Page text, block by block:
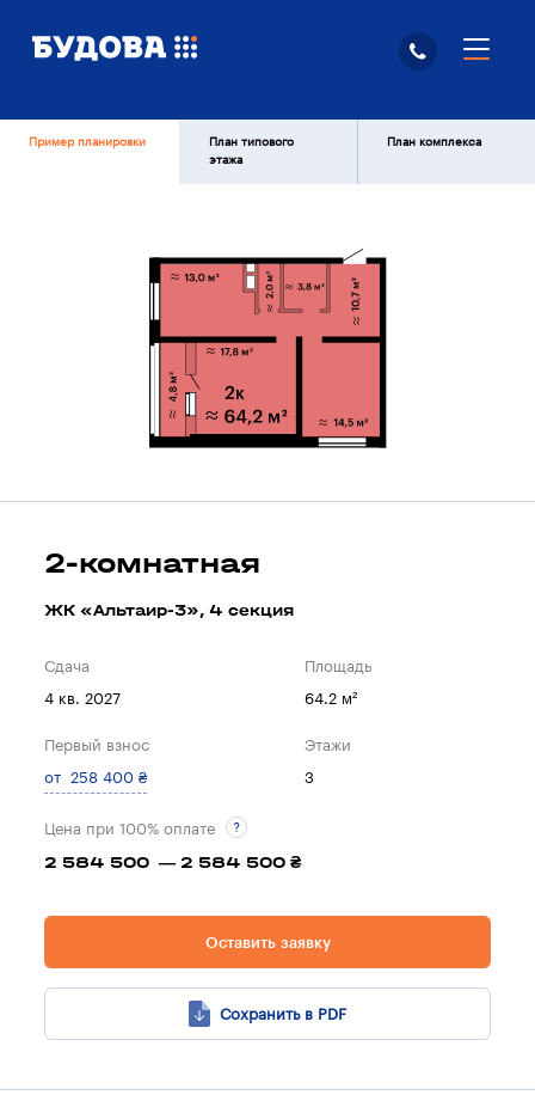
Пример планировки
План типового
этажа
План комплекса
2-комнатная
ЖК «Альтаир-3», 4 секция
Сдача
4 кв. 2027
Площадь
64.2 м²
Первый взнос
от 258 400 ₴
Этажи
3
Цена при 100% оплате
2 584 500 — 2 584 500 ₴
Оставить заявку
Сохранить в PDF